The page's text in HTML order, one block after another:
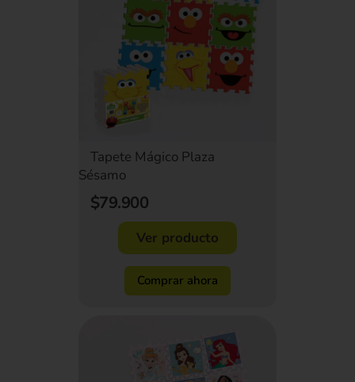
Tapete Mágico Plaza
Sésamo
$79.900
Ver producto
Comprar ahora